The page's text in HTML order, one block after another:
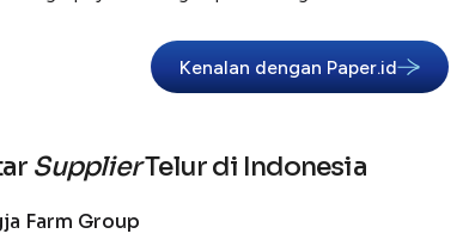
Kenalan dengan Paper.id
SupplierTelur di Indonesia
Farm Group